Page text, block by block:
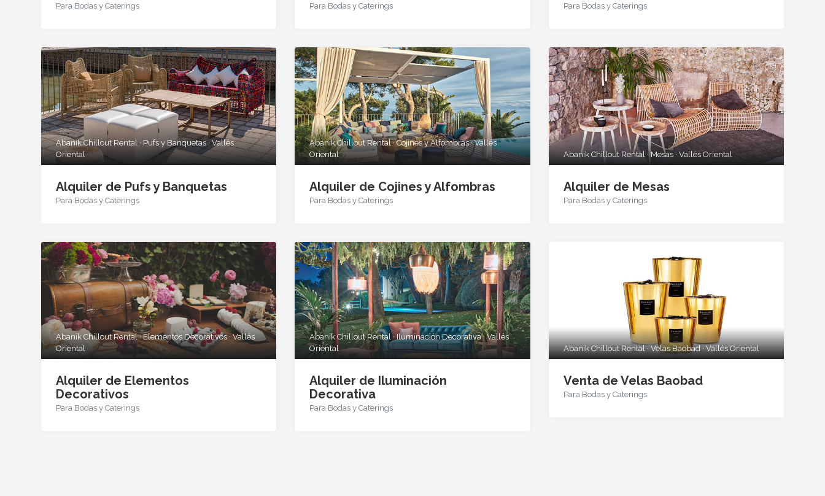
Para Bodas y Caterings Para Bodas y Caterings Para Bodas y Caterings
Abanik Chillout Rental · Pufs y Banquetas · Vallés
Oriental
Alquiler de Pufs y Banquetas
Para Bodas y Caterings
Abanik Chillout Rental · Cojines y Alfombras · Vallés
Oriental
Alquiler de Cojines y Alfombras
Para Bodas y Caterings
Abanik Chillout Rental · Mesas · Vallés Oriental
Alquiler de Mesas
Para Bodas y Caterings
Abanik Chillout Rental · Elementos Decorativos · Vallés
Oriental
Alquiler de Elementos
Decorativos
Para Bodas y Caterings
Abanik Chillout Rental · Iluminación Decorativa · Vallés
Oriental
Alquiler de Iluminación
Decorativa
Para Bodas y Caterings
Abanik Chillout Rental · Velas Baobad · Vallés Oriental
Venta de Velas Baobad
Para Bodas y Caterings